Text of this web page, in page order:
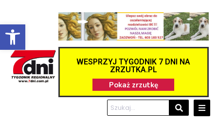
Otwórz pasek narzędzi
WESPRZYJ TYGODNIK 7 DNI NA
ZRZUTKA.PL